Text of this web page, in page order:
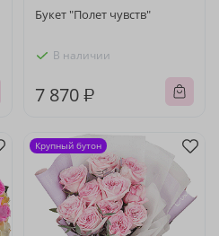
Букет "Полет чувств"
В наличии
7 870 ₽
Крупный бутон